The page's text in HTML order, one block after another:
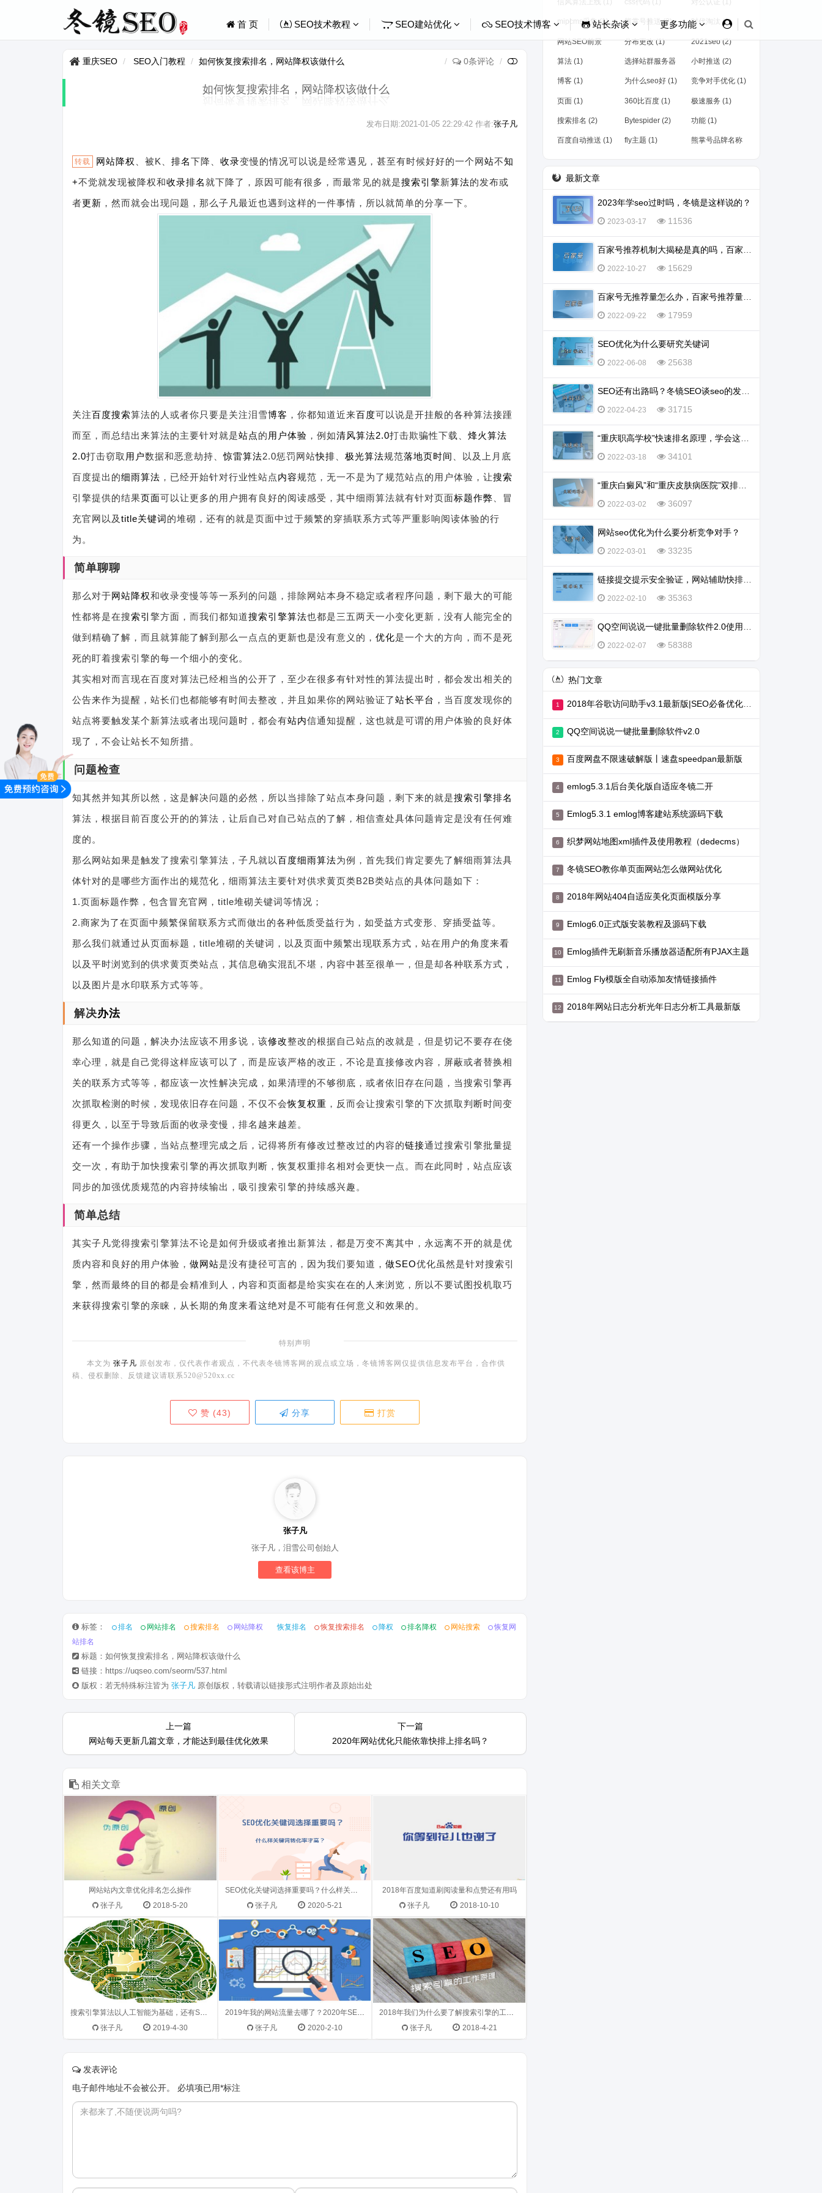
首 页 SEO技术教程 SEO建站优化 SEO技术博客 站长杂谈 更多功能
重庆SEO SEO入门教程 如何恢复搜索排名，网站降权该做什么 0条评论
如何恢复搜索排名，网站降权该做什么
发布日期:2021-01-05 22:29:42 作者:张子凡
转载 网站降权 、被K、 排名下降、 收录变慢的情况可以说是经常遇见，甚至有时候好好的一个网站不知
+不觉就发现被降权和收录排名就下降了，原因可能有很多，而最常见的就是搜索引擎新算法的发布或
者更新 ，然而就会出现问题，那么子凡最近也遇到这样的一件事情，所以就简单的分享一下。
关注百度搜索算法的人或者你只要是关注泪雪博客 ，你都知道近来百度可以说是开挂般的各种算法接踵
而至，而总结出来算法的主要针对就是站点的 用户体验 ，例如清风算法2.0打击欺骗性下载、 烽火算法
2.0打击窃取 用户数据和恶意劫持、惊雷算法2.0惩罚网站快排 极光算法规范落地页时间
、以及上月底
百度提出的细雨算法 ，已经开始针对行业性站点内容规范，无一不是为了规范站点的用户体验，让搜索
引擎提供的结果页面可以让更多的用户拥有良好的阅读感受，其中细雨算法就有针对页面标题作弊 、冒
充官网以及 title关键词的堆砌，还有的就是页面中过于频繁的穿插联系方式等严重影响阅读体验的行
为。
简单聊聊
那么对于网站降权和收录变慢等等一系列的问题，排除网站本身不稳定或者程序问题，剩下最大的可能
性都将是在搜索引 擎方面，而我们都知道搜索引擎算法也都是三五两天一小变化更新，没有人能完全的
做到精确了解，而且就算能了解到那么一点点的更新也是没有意义的， 优化是一个大的方向，而不是死
死的盯着搜索引擎的每一个细小的变化。
其实相对而言现在百度对算法已经相当的公开了，至少在很多有针对性的算法提出时，都会发出相关的
公告来作为提醒，站长们也都能够有时间去整改，并且如果你的网站验证了站长平台 ，当百度发现你的
站点将要触发某个新算法或者出现问题时，都会有站内信通知提醒，这也就是可谓的用户体验的良好体
现了，不会让站长不知所措。
问题检查
知其然并知其所以然，这是解决问题的必然，所以当排除了站点本身问题，剩下来的就是搜索引擎排名
算法，根据目前百度公开的的算法，让后自己对自己站点的了解，相信查处具体问题肯定是没有任何难
度的。
那么网站如果是触发了搜索引擎算法，子凡就以百度细雨算法为例，首先我们肯定要先了解细雨算法具
体针对的是哪些方面作出的规范化，细雨算法主要针对供求黄页类B2B类站点的具体问题如下：
1.页面标题作弊，包含冒充官网，title堆砌关键词等情况；
2.商家为了在页面中频繁保留联系方式而做出的各种低质受益行为，如受益方式变形、穿插受益等。
那么我们就通过从页面标题，title堆砌的关键词，以及页面中频繁出现联系方式，站在用户的角度来看
以及平时浏览到的供求黄页类站点，其信息确实混乱不堪，内容中甚至很单一，但是却各种联系方式，
以及图片是水印联系方式等等。
解决办法
那么知道的问题，解决办法应该不用多说，该修改整改的根据自己站点的改就是，但是切记不要存在侥
幸心理，就是自己觉得这样应该可以了，而是应该严格的改正，不论是直接修改内容，屏蔽或者替换相
关的联系方式等等，都应该一次性解决完成，如果清理的不够彻底，或者依旧存在问题，当搜索引擎再
次抓取检测的时候，发现依旧存在问题，不仅不会恢复权重 ，反而会让搜索引擎的下次抓取判断时间变
得更久，以至于导致后面的收录变慢，排名越来越差。
还有一个操作步骤，当站点整理完成之后，记得将所有修改过整改过的内容的链接通过搜索引擎批量提
交一次，有助于加快搜索引擎的再次抓取判断，恢复权重排名相对会更快一点。而在此同时，站点应该
同步的加强优质规范的内容持续输出，吸引搜索引擎的持续感兴趣。
简单总结
其实子凡觉得搜索引擎算法不论是如何升级或者推出新算法，都是万变不离其中，永远离不开的就是优
质内容和良好的用户体验， 做网站是没有捷径可言的，因为我们要知道， 做SEO优化虽然是针对搜索引
擎，然而最终的目的都是会精准到人，内容和页面都是给实实在在的人来浏览，所以不要试图投机取巧
来获得搜索引擎的亲睐，从长期的角度来看这绝对是不可能有任何意义和效果的。
特别声明
本文为 张子凡 原创发布，仅代表作者观点，不代表冬镜博客网的观点或立场，冬镜博客网仅提供信息发布平台，合作供
稿、侵权删除、反馈建议请联系520@520xx.cc
赞 (43) 分享 打赏
张子凡
张子凡，泪雪公司创始人
查看该博主
标签： 排名 网站排名 搜索排名 网站降权 恢复排名 恢复搜索排名 降权 排名降权 网站搜索
恢复网
站排名
标题：如何恢复搜索排名，网站降权该做什么
链接：https://uqseo.com/seorm/537.html
版权：若无特殊标注皆为 张子凡 原创版权，转载请以链接形式注明作者及原始出处
上一篇
网站每天更新几篇文章，才能达到最佳优化效果
下一篇
2020年网站优化只能依靠快排上排名吗？
相关文章
2018年冬镜SEO想说不管百度算法如
何改变，高质量度的网站内容更新，
依然是网站SEO最重要的优化之一。
冬镜看看 一、原创文...
网站站内文章优化排名怎么操作
张子凡
2018-5-20
重，增加网站曝光率，所以关键词的
选择非常重要，可以通过以几种方法
站主题关键词. ...
SEO优化关键词选择重要吗？什么样关键词转化率才高？
张子凡
2020-5-21
2018年10月初，百度知道机构合伙人
已有接近九万家公司入驻，熊掌id的
导流使得百度知道瞬间满血复活，那
2018年百度知道刷阅读量和点赞还有用吗
张子凡
2018-10-10
三年前，Googled的AlphaGo横空出
世时，我写了《AlphaGo、深度学习
及SEO》这篇帖子，在那之后，我一
直非常关注人工智能与搜索算法的进
展。 ...
搜索引擎算法以人工智能为基础，还有SEO的事吗？
张子凡
2019-4-30
这一年，我的网站流量去哪了？未来
怎么做呢？转载一篇年度SEO总结分
享给大家。 马上又要过年了，每次到
一年的年终，A5营销都会给总结一下
这一年的搜索引擎算法，以及未来的
发展方...
2019年我的网站流量去哪了？2020年SEO怎么做
张子凡
2020-2-10
出发，都是自然而然的事情 为什么要
了解搜索引擎原理？ 其实...
2018年我们为什么要了解搜索引擎的工作原理
张子凡
2018-4-21
发表评论
电子邮件地址不会被公开。
必填项已用*标注
mipcms采集 (1) 熊掌号推送 (2) 时代淘汰 (1)
网站SEO前景
(1)
分布更改 (1) 2021seo (2)
算法 (1) 选择站群服务器
(1)
小时推送 (2)
博客 (1) 为什么seo好 (1) 竞争对手优化 (1)
页面 (1) 360比百度 (1) 极速服务 (1)
搜索排名 (2) Bytespider (2) 功能 (1)
百度自动推送 (1) fly主题 (1) 熊掌号品牌名称
最新文章
2023年学seo过时吗，冬镜是这样说的？
2023-03-17 11536
2022-10-27 15629
2022-09-22 17959
SEO优化为什么要研究关键词
2022-06-08 25638
2022-04-23 31715
2022-03-18 34101
2022-03-02 36097
网站seo优化为什么要分析竞争对手？
2022-03-01 33235
2022-02-10 35363
2022-02-07 58388
热门文章
2018年谷歌访问助手v3.1最新版|SEO必备优化工具
QQ空间说说一键批量删除软件v2.0
百度网盘不限速破解版丨速盘speedpan最新版
emlog5.3.1后台美化版自适应冬镜二开
Emlog5.3.1 emlog博客建站系统源码下载
织梦网站地图xml插件及使用教程（dedecms）
冬镜SEO教你单页面网站怎么做网站优化
2018年网站404自适应美化页面模版分享
Emlog6.0正式版安装教程及源码下载
Emlog插件无刷新音乐播放器适配所有PJAX主题
Emlog Fly模版全自动添加友情链接插件
2018年网站日志分析光年日志分析工具最新版